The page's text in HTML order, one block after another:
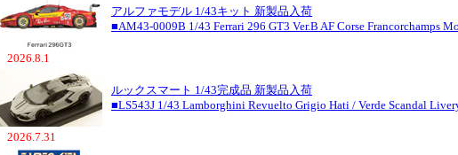
アルファモデル 1/43キット 新製品入荷
■AM43-0009B 1/43 Ferrari 296 GT3 Ver.B AF Corse Francorchamps
2026.8.1
ルックスマート 1/43完成品 新製品入荷
■LS543J 1/43 Lamborghini Revuelto Grigio Hati / Verde Scandal
2026.7.31